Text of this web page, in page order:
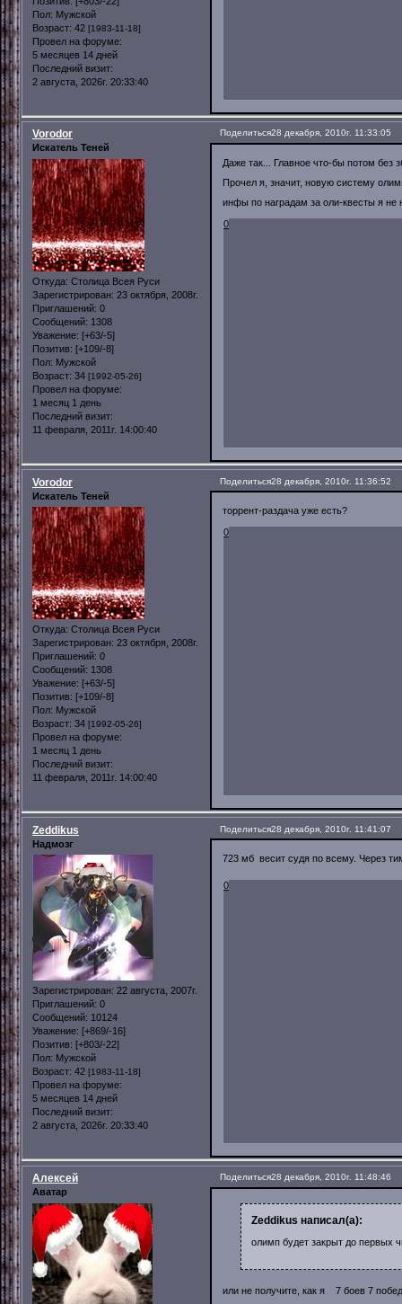
Пол: Мужской
Возраст: 42 [1983-11-18]
Провел на форуме:
5 месяцев 14 дней
Последний визит:
2 августа, 2026г. 20:33:40
Поделиться28 декабря, 2010г. 11:33:05
Vorodor
Искатель Теней
Откуда: Столица Всея Руси
Зарегистрирован: 23 октября, 2008г.
Приглашений: 0
Сообщений: 1308
Уважение: [+63/-5]
Позитив: [+109/-8]
Пол: Мужской
Возраст: 34 [1992-05-26]
Провел на форуме:
1 месяц 1 день
Последний визит:
11 февраля, 2011г. 14:00:40
Даже так... Главное что-бы потом без
Прочел я, значит, новую систему
инфы по наградам за оли-квесты я не
0
Поделиться28 декабря, 2010г. 11:36:52
Vorodor
Искатель Теней
Откуда: Столица Всея Руси
Зарегистрирован: 23 октября, 2008г.
Приглашений: 0
Сообщений: 1308
Уважение: [+63/-5]
Позитив: [+109/-8]
Пол: Мужской
Возраст: 34 [1992-05-26]
Провел на форуме:
1 месяц 1 день
Последний визит:
11 февраля, 2011г. 14:00:40
торрент-раздача уже есть?
0
Поделиться28 декабря, 2010г. 11:41:07
Zeddikus
Надмозг
Зарегистрирован: 22 августа, 2007г.
Приглашений: 0
Сообщений: 10124
Уважение: [+869/-16]
Позитив: [+803/-22]
Пол: Мужской
Возраст: 42 [1983-11-18]
Провел на форуме:
5 месяцев 14 дней
Последний визит:
2 августа, 2026г. 20:33:40
723 мб весит судя по всему. Через
0
Поделиться28 декабря, 2010г. 11:48:46
Алексей
Аватар
Zeddikus написал(а):
олимп будет закрыт до первых
или не получите, как я 7 боев 7